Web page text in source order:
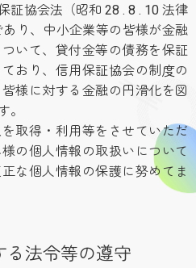
証協会法（昭和 28 . 8 . 10 法律
り、中小企業等の皆様が金融
いて、貸付金等の債務を保証
おり、信用保証協会の制度の
様に対する金融の円滑化を図
取得・利用等をさせていただ
の個人情報の取扱いについて
な個人情報の保護に努めてま
る法令等の遵守